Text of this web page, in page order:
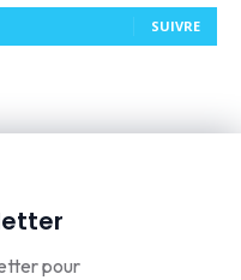
SUIVRE
pour